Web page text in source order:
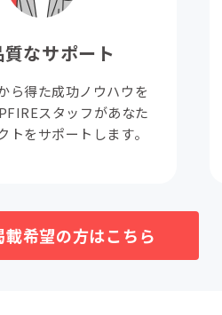
質なサポート
ら得た成功ノウハウを
スタッフがあなた
トをサポートします。
載希望の方はこちら